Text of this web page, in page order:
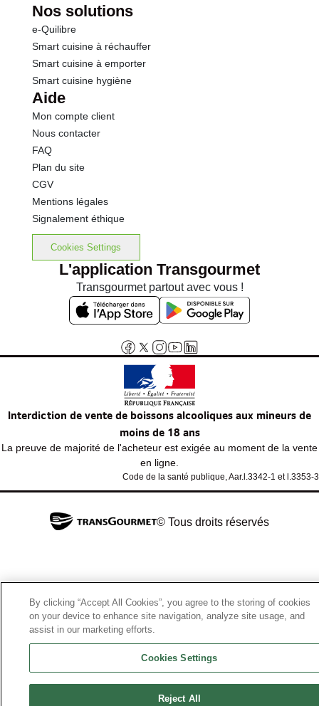
Nos solutions
e-Quilibre
Smart cuisine à réchauffer
Smart cuisine à emporter
Smart cuisine hygiène
Aide
Mon compte client
Nous contacter
FAQ
Plan du site
CGV
Mentions légales
Signalement éthique
Cookies Settings
L'application Transgourmet
Transgourmet partout avec vous !
Interdiction de vente de boissons alcooliques aux mineurs de
moins de 18 ans
La preuve de majorité de l'acheteur est exigée au moment de la vente
en ligne.
Code de la santé publique, Aar.l.3342-1 et l.3353-3
© Tous droits réservés
By clicking “Accept All Cookies”, you agree to the storing of cookies
on your device to enhance site navigation, analyze site usage, and
assist in our marketing efforts.
Cookies Settings
Reject All